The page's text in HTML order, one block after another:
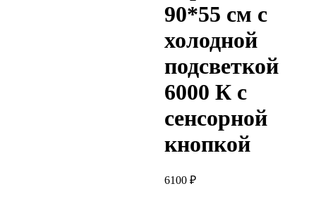
90*55 см с
холодной
подсветкой
6000 К с
сенсорной
кнопкой
6100 ₽